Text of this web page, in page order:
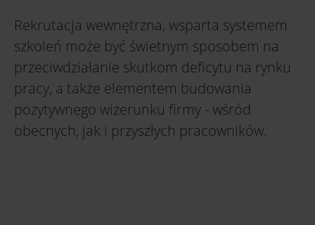
Rekrutacja wewnętrzna, wsparta systemem
szkoleń może być świetnym sposobem na
przeciwdziałanie skutkom deficytu na rynku
pracy, a także elementem budowania
pozytywnego wizerunku firmy - wśród
obecnych, jak i przyszłych pracowników.